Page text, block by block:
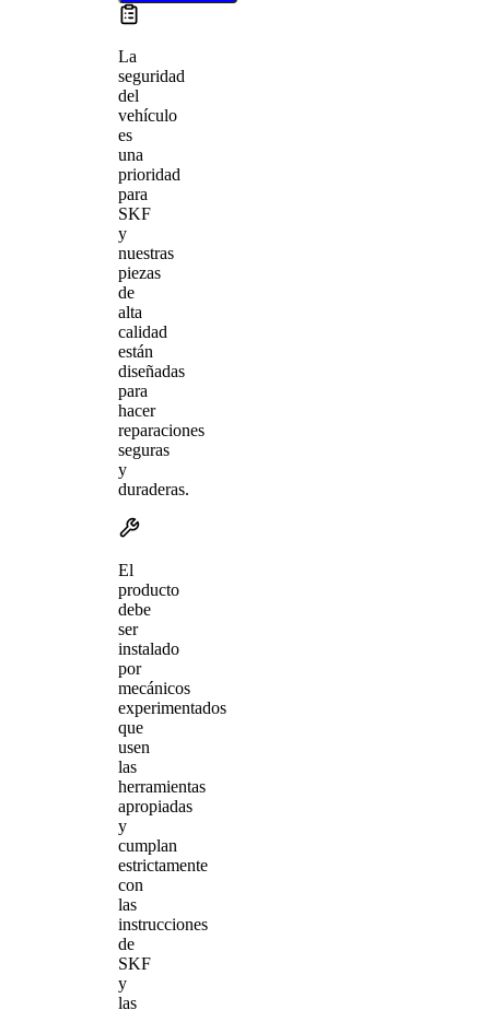
La
seguridad
del
vehículo
es
una
prioridad
para
SKF
y
nuestras
piezas
de
alta
calidad
están
diseñadas
para
hacer
reparaciones
seguras
y
duraderas.
El
producto
debe
ser
instalado
por
mecánicos
experimentados
que
usen
las
herramientas
apropiadas
y
cumplan
estrictamente
con
las
instrucciones
de
SKF
y
las